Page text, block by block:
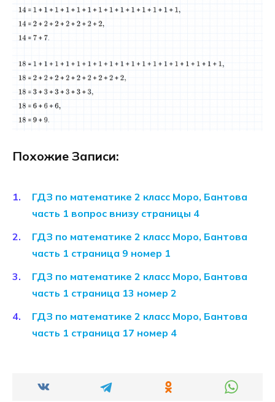
Похожие Записи:
ГДЗ по математике 2 класс Моро, Бантова
часть 1 вопрос внизу страницы 4
ГДЗ по математике 2 класс Моро, Бантова
часть 1 страница 9 номер 1
ГДЗ по математике 2 класс Моро, Бантова
часть 1 страница 13 номер 2
ГДЗ по математике 2 класс Моро, Бантова
часть 1 страница 17 номер 4